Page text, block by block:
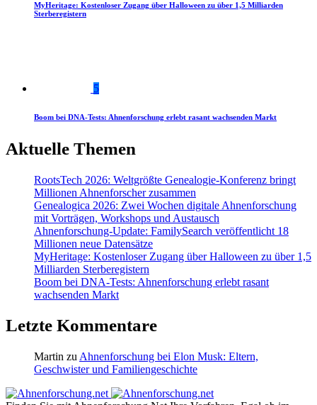
MyHeritage: Kostenloser Zugang über Halloween zu über 1,5 Milliarden
Sterberegistern
5
Boom bei DNA-Tests: Ahnenforschung erlebt rasant wachsenden Markt
Aktuelle Themen
RootsTech 2026: Weltgrößte Genealogie-Konferenz bringt
Millionen Ahnenforscher zusammen
Genealogica 2026: Zwei Wochen digitale Ahnenforschung
mit Vorträgen, Workshops und Austausch
Ahnenforschung-Update: FamilySearch veröffentlicht 18
Millionen neue Datensätze
MyHeritage: Kostenloser Zugang über Halloween zu über 1,5
Milliarden Sterberegistern
Boom bei DNA-Tests: Ahnenforschung erlebt rasant
wachsenden Markt
Letzte Kommentare
Martin zu Ahnenforschung bei Elon Musk: Eltern,
Geschwister und Familiengeschichte